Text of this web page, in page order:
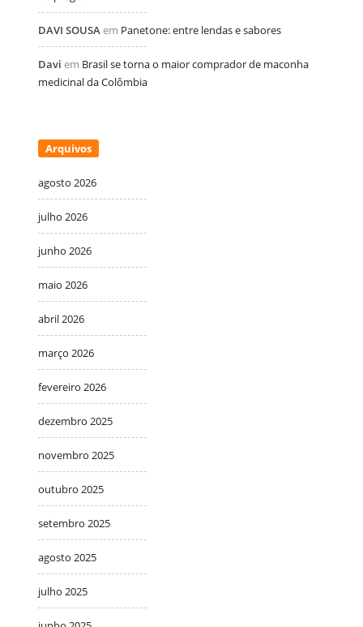
DAVI SOUSAem Panetone: entre lendas e sabores
Davi em Brasil se torna o maior comprador de maconha
medicinal da Colômbia
Arquivos
agosto 2026
julho 2026
junho 2026
maio 2026
abril 2026
março 2026
fevereiro 2026
dezembro 2025
novembro 2025
outubro 2025
setembro 2025
agosto 2025
julho 2025